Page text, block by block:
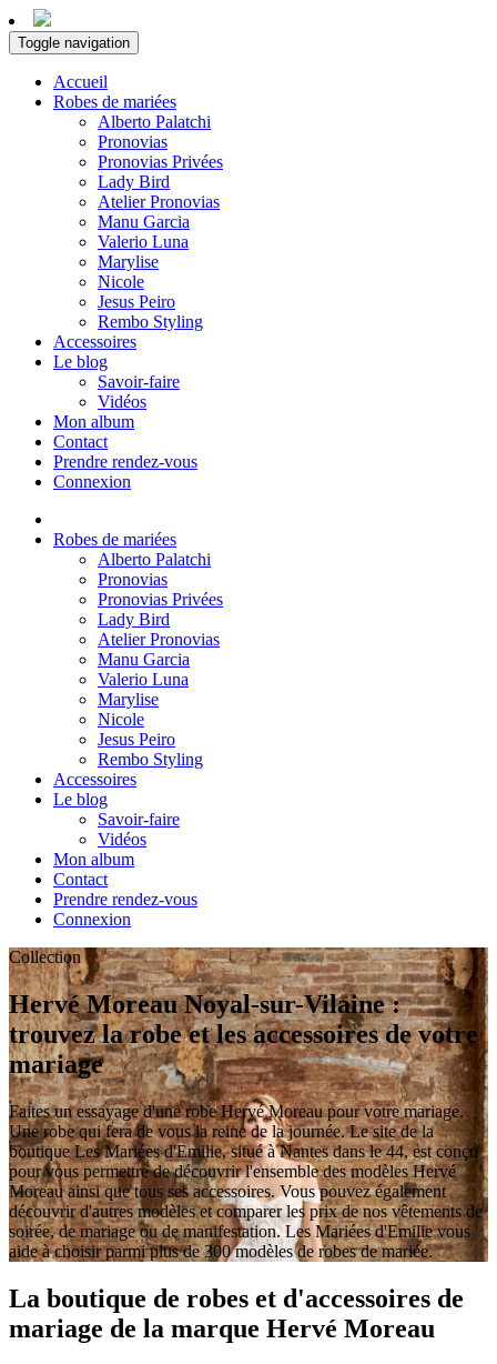
Toggle navigation
Accueil
Robes de mariées
Alberto Palatchi
Pronovias
Pronovias Privées
Lady Bird
Atelier Pronovias
Manu Garcia
Valerio Luna
Marylise
Nicole
Jesus Peiro
Rembo Styling
Accessoires
Le blog
Savoir-faire
Vidéos
Mon album
Contact
Prendre rendez-vous
Connexion
Robes de mariées
Alberto Palatchi
Pronovias
Pronovias Privées
Lady Bird
Atelier Pronovias
Manu Garcia
Valerio Luna
Marylise
Nicole
Jesus Peiro
Rembo Styling
Accessoires
Le blog
Savoir-faire
Vidéos
Mon album
Contact
Prendre rendez-vous
Connexion
Collection
Hervé Moreau Noyal-sur-Vilaine :
trouvez la robe et les accessoires de votre
mariage
Faites un essayage d'une robe Hervé Moreau pour votre mariage.
Une robe qui fera de vous la reine de la journée. Le site de la
boutique Les Mariées d'Emilie, situé à Nantes dans le 44, est conçu
pour vous permettre de découvrir l'ensemble des modèles Hervé
Moreau ainsi que tous ses accessoires. Vous pouvez également
découvrir d'autres modèles et comparer les prix de nos vêtements de
soirée, de mariage ou de manifestation. Les Mariées d'Emilie vous
aide à choisir parmi plus de 300 modèles de robes de mariée.
La boutique de robes et d'accessoires de
mariage de la marque Hervé Moreau